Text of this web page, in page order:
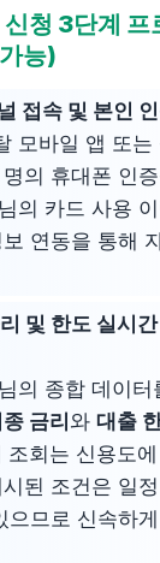
청 3단계 프
능)
접속 및 본인
모바일 앱 또는
의 휴대폰 인
의 카드 사용
연동을 통해
및 한도 실시
의 종합 데이
금리 와 대출
조회는 신용도
된 조건은 일
으므로 신속하